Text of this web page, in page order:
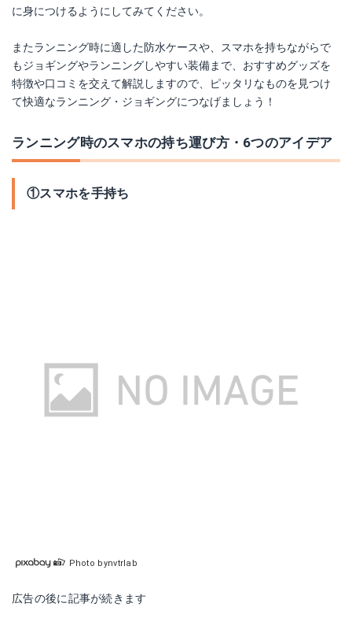
に身につけるようにしてみてください。
またランニング時に適した防水ケースや、スマホを持ちながらで
もジョギングやランニングしやすい装備まで、おすすめグッズを
特徴や口コミを交えて解説しますので、ピッタリなものを見つけ
て快適なランニング・ジョギングにつなげましょう！
ランニング時のスマホの持ち運び方・6つのアイデア
①スマホを手持ち
Photo bynvtrlab
広告の後に記事が続きます